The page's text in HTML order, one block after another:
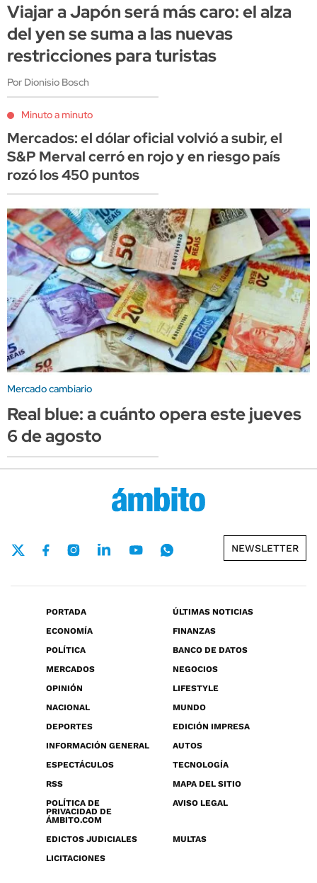
Viajar a Japón será más caro: el alza
del yen se suma a las nuevas
restricciones para turistas
Por Dionisio Bosch
Minuto a minuto
Mercados: el dólar oficial volvió a subir, el
S&P Merval cerró en rojo y en riesgo país
rozó los 450 puntos
Mercado cambiario
Real blue: a cuánto opera este jueves
6 de agosto
NEWSLETTER
PORTADA
ÚLTIMAS NOTICIAS
ECONOMÍA
FINANZAS
POLÍTICA
BANCO DE DATOS
MERCADOS
NEGOCIOS
OPINIÓN
LIFESTYLE
NACIONAL
MUNDO
DEPORTES
EDICIÓN IMPRESA
INFORMACIÓN GENERAL
AUTOS
ESPECTÁCULOS
TECNOLOGÍA
RSS
MAPA DEL SITIO
POLÍTICA DE
PRIVACIDAD DE
ÁMBITO.COM
AVISO LEGAL
EDICTOS JUDICIALES
MULTAS
LICITACIONES